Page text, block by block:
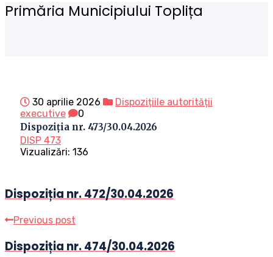
Primăria Municipiului Toplița
30 aprilie 2026
Dispozițiile autorității
executive
0
Dispoziția nr. 473/30.04.2026
DISP 473
Vizualizări: 136
Dispoziția nr. 472/30.04.2026
Previous post
Dispoziția nr. 474/30.04.2026